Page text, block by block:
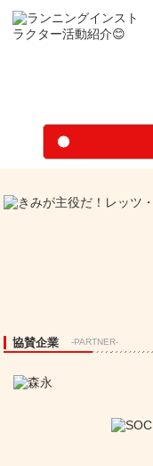
協賛企業 -PARTNER-